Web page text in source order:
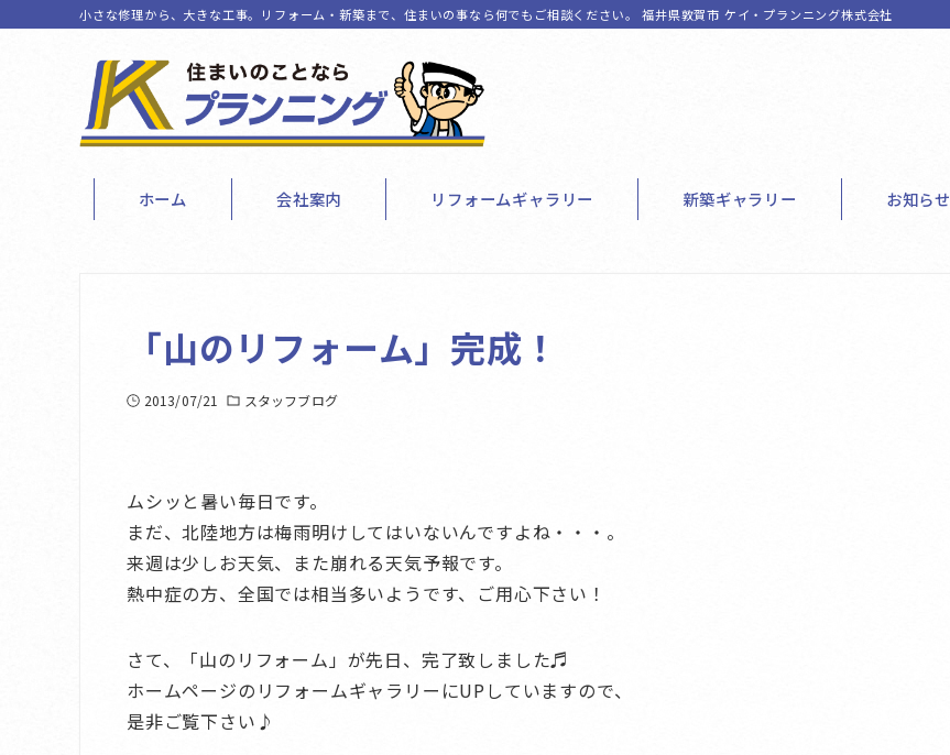
小さな修理から、大きな工事。リフォーム・新築まで、住まいの事なら何でもご相談ください。 福井県敦賀市 ケイ・プランニング株式会社
ホーム 会社案内 リフォームギャラリー 新築ギャラリー お知らせ
「山のリフォーム」完成！
2013/07/21 スタッフブログ
ムシッと暑い毎日です。
まだ、北陸地方は梅雨明けしてはいないんですよね・・・。
来週は少しお天気、また崩れる天気予報です。
熱中症の方、全国では相当多いようです、ご用心下さい！
さて、「山のリフォーム」が先日、完了致しました♬
ホームページのリフォームギャラリーにUPしていますので、
是非ご覧下さい♪